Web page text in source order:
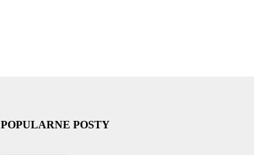
POPULARNE POSTY